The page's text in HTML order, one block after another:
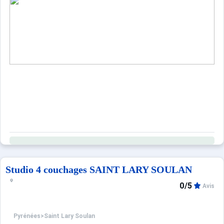
Possibilité de réserver le ménage de fin de séjour.
Studio 4 couchages SAINT LARY SOULAN
Pyrénées>Saint Lary Soulan
0/5 Avis